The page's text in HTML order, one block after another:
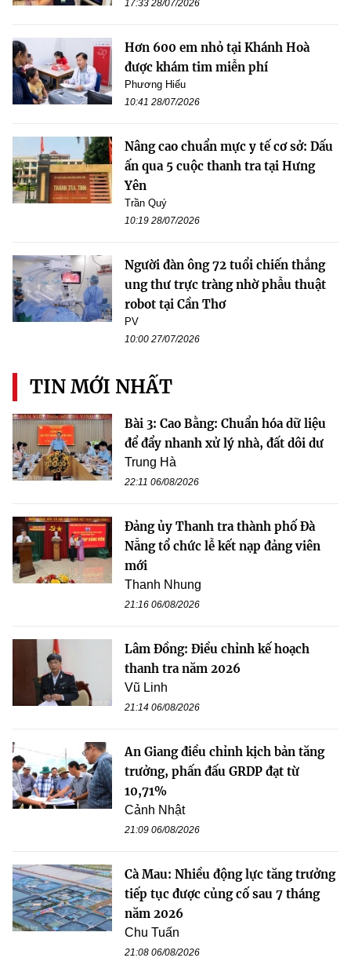
17:33 28/07/2026
Hơn 600 em nhỏ tại Khánh Hoà
được khám tim miễn phí
Phương Hiếu
10:41 28/07/2026
Nâng cao chuẩn mực y tế cơ sở: Dấu
ấn qua 5 cuộc thanh tra tại Hưng
Yên
Trần Quý
10:19 28/07/2026
Người đàn ông 72 tuổi chiến thắng
ung thư trực tràng nhờ phẫu thuật
robot tại Cần Thơ
PV
10:00 27/07/2026
TIN MỚI NHẤT
Bài 3: Cao Bằng: Chuẩn hóa dữ liệu
để đẩy nhanh xử lý nhà, đất dôi dư
Trung Hà
22:11 06/08/2026
Đảng ủy Thanh tra thành phố Đà
Nẵng tổ chức lễ kết nạp đảng viên
mới
Thanh Nhung
21:16 06/08/2026
Lâm Đồng: Điều chỉnh kế hoạch
thanh tra năm 2026
Vũ Linh
21:14 06/08/2026
An Giang điều chỉnh kịch bản tăng
trưởng, phấn đấu GRDP đạt từ
10,71%
Cảnh Nhật
21:09 06/08/2026
Cà Mau: Nhiều động lực tăng trưởng
tiếp tục được củng cố sau 7 tháng
năm 2026
Chu Tuấn
21:08 06/08/2026